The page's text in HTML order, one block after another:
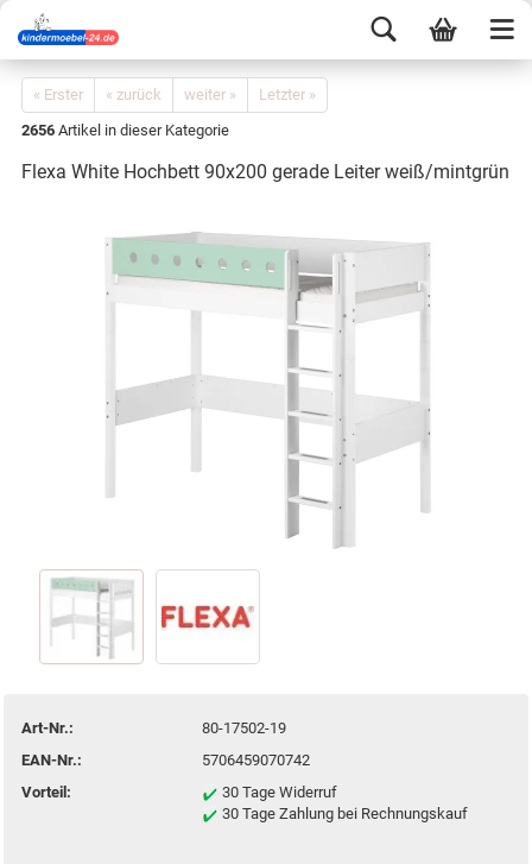
« Erster « zurück weiter »
Letzter »
2656 Artikel in dieser Kategorie
Flexa White Hochbett 90x200 gerade Leiter weiß/mintgrün
Art-Nr.:
80-17502-19
EAN-Nr.:
5706459070742
Vorteil:
30 Tage Widerruf
30 Tage Zahlung bei Rechnungskauf